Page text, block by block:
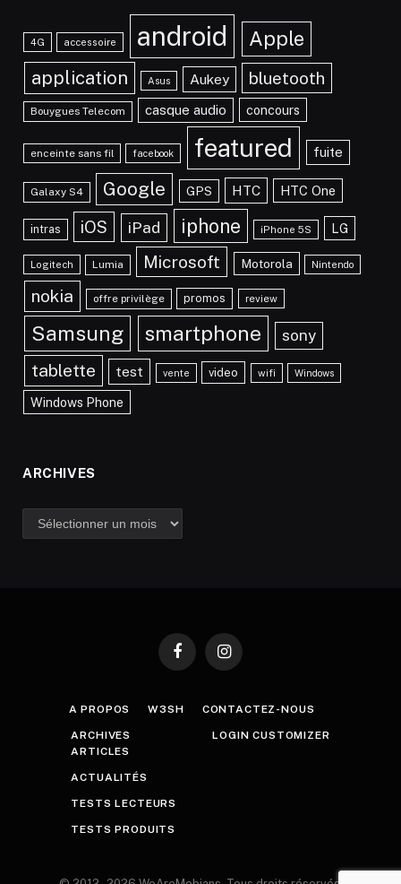
4G accessoire android Apple
application Asus Aukey bluetooth
Bouygues Telecom casque audio concours
enceinte sans fil facebook featured fuite
Galaxy S4 Google GPS HTC HTC One
intras iOS iPad iphone iPhone 5S LG
Logitech Lumia Microsoft Motorola Nintendo
nokia offre privilège promos review
Samsung smartphone sony
tablette test vente video wifi Windows
Windows Phone
ARCHIVES
Archives
FacebookInstagram
A PROPOS W3SH CONTACTEZ-NOUS
ARCHIVES
ARTICLES
ACTUALITÉS
TESTS LECTEURS
TESTS PRODUITS
LOGIN CUSTOMIZER